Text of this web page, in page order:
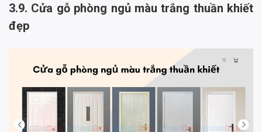
3.9. Cửa gỗ phòng ngủ màu trắng thuần khiết
đẹp